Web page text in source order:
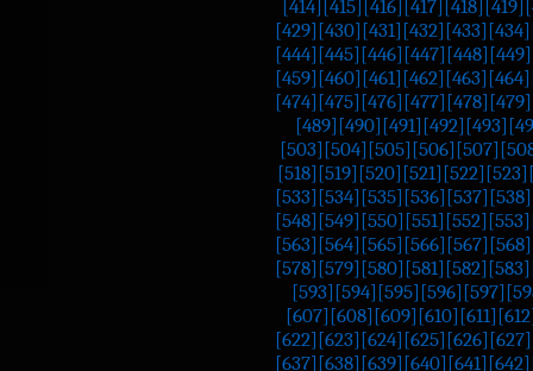
[414] [415] [416] [417] [418] [419]
[429] [430] [431] [432] [433] [434]
[444] [445] [446] [447] [448] [449]
[459] [460] [461] [462] [463] [464]
[474] [475] [476] [477] [478] [479]
[489] [490] [491] [492] [493]
[503] [504] [505] [506] [507]
[518] [519] [520] [521] [522] [523]
[533] [534] [535] [536] [537] [538]
[548] [549] [550] [551] [552] [553]
[563] [564] [565] [566] [567] [568]
[578] [579] [580] [581] [582] [583]
[593] [594] [595] [596] [597]
[607] [608] [609] [610] [611]
[622] [623] [624] [625] [626] [627]
[637] [638] [639] [640] [641] [642]